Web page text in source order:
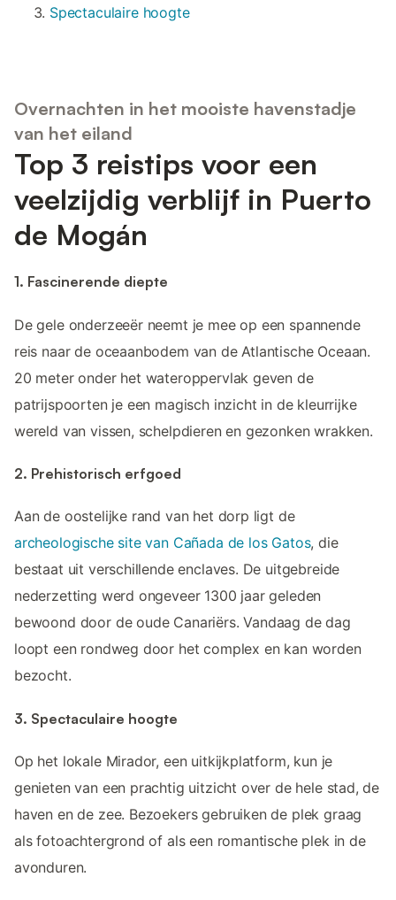
Spectaculaire hoogte
Overnachten in het mooiste havenstadje
van het eiland
Top 3 reistips voor een
veelzijdig verblijf in Puerto
de Mogán
1. Fascinerende diepte
De gele onderzeeër neemt je mee op een spannende
reis naar de oceaanbodem van de Atlantische Oceaan.
20 meter onder het wateroppervlak geven de
patrijspoorten je een magisch inzicht in de kleurrijke
wereld van vissen, schelpdieren en gezonken wrakken.
2. Prehistorisch erfgoed
Aan de oostelijke rand van het dorp ligt de
archeologische site van Cañada de los Gatos, die
bestaat uit verschillende enclaves. De uitgebreide
nederzetting werd ongeveer 1300 jaar geleden
bewoond door de oude Canariërs. Vandaag de dag
loopt een rondweg door het complex en kan worden
bezocht.
3. Spectaculaire hoogte
Op het lokale Mirador, een uitkijkplatform, kun je
genieten van een prachtig uitzicht over de hele stad, de
haven en de zee. Bezoekers gebruiken de plek graag
als fotoachtergrond of als een romantische plek in de
avonduren.